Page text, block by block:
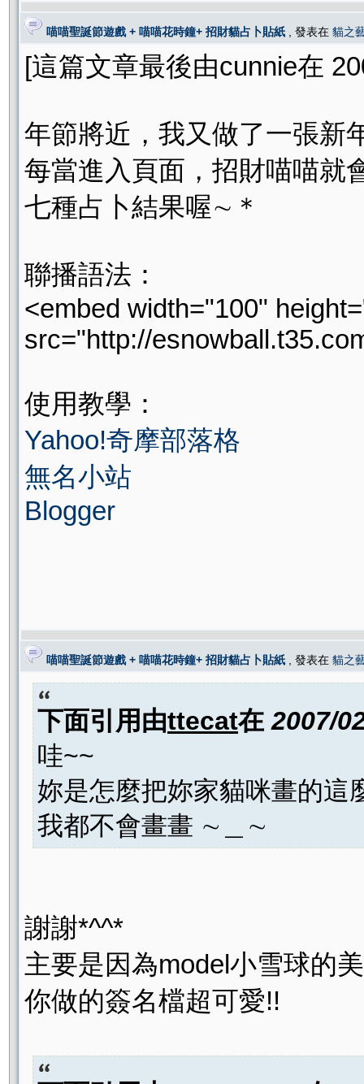
喵喵聖誕節遊戲 + 喵喵花時鐘+ 招財貓占卜貼紙 , 發表在 貓之
[這篇文章最後由cunnie在
年節將近，我又做了一張新
每當進入頁面，招財喵喵就
七種占卜結果喔∼＊
聯播語法：
<embed width="100"
src="http://
使用教學：
Yahoo!奇摩部落格
無名小站
Blogger
喵喵聖誕節遊戲 + 喵喵花時鐘+ 招財貓占卜貼紙 , 發表在 貓之
下面引用由ttecat在2007/
哇~~
妳是怎麼把妳家貓咪畫的這
我都不會畫畫 ∼＿∼
謝謝*^^*
主要是因為model小雪球的
你做的簽名檔超可愛!!